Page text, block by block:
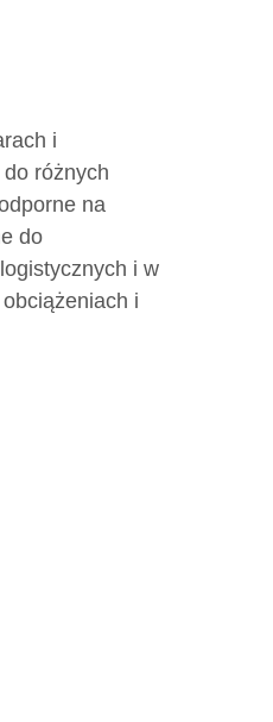
i
różnych
na
do
i w
i